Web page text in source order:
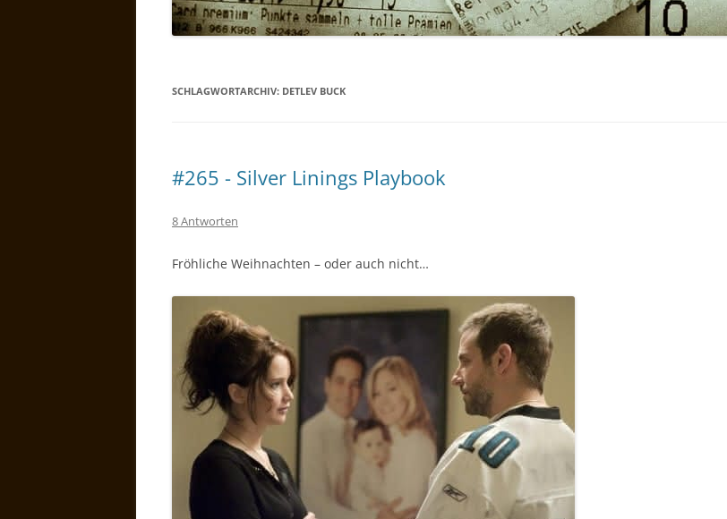
SCHLAGWORTARCHIV: DETLEV BUCK
#265 - Silver Linings Playbook
8 Antworten
Fröhliche Weihnachten – oder auch nicht…